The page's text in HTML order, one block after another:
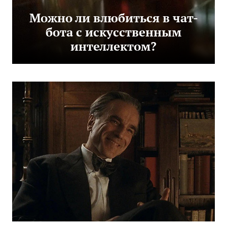
Можно ли влюбиться в чат-
бота с искусственным
интеллектом?